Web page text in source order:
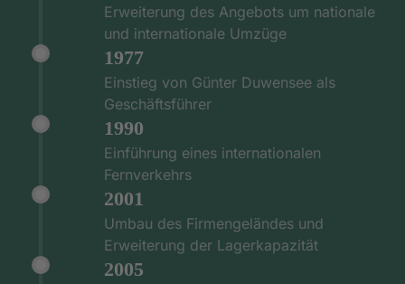
Erweiterung des Angebots um nationale
und internationale Umzüge
1977
Einstieg von Günter Duwensee als
Geschäftsführer
1990
Einführung eines internationalen
Fernverkehrs
2001
Umbau des Firmengeländes und
Erweiterung der Lagerkapazität
2005